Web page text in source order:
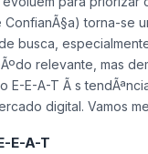
para
torna-se
busca,
relevante, mas
E-A-T Ã s